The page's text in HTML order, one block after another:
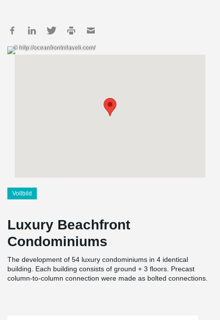
© http://oceanfrontnilaveli.com/
Vollbild
Luxury Beachfront
Condominiums
The development of 54 luxury condominiums in 4 identical
building. Each building consists of ground + 3 floors. Precast
column-to-column connection were made as bolted connections.